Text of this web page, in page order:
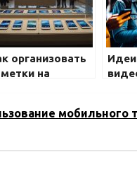
организовать
на
мобильного